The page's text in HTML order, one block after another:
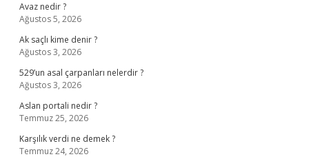
Avaz nedir ?
Ağustos 5, 2026
Ak saçlı kime denir ?
Ağustos 3, 2026
529’un asal çarpanları nelerdir ?
Ağustos 3, 2026
Aslan portali nedir ?
Temmuz 25, 2026
Karşılık verdi ne demek ?
Temmuz 24, 2026